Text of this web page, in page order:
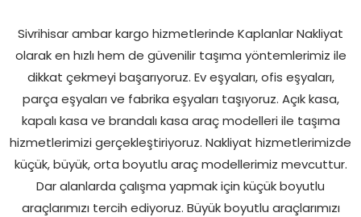
Sivrihisar ambar kargo hizmetlerinde Kaplanlar Nakliyat
olarak en hızlı hem de güvenilir taşıma yöntemlerimiz ile
dikkat çekmeyi başarıyoruz. Ev eşyaları, ofis eşyaları,
parça eşyaları ve fabrika eşyaları taşıyoruz. Açık kasa,
kapalı kasa ve brandalı kasa araç modelleri ile taşıma
hizmetlerimizi gerçekleştiriyoruz. Nakliyat hizmetlerimizde
küçük, büyük, orta boyutlu araç modellerimiz mevcuttur.
Dar alanlarda çalışma yapmak için küçük boyutlu
araçlarımızı tercih ediyoruz. Büyük boyutlu araçlarımızı